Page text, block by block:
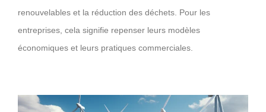
renouvelables et la réduction des déchets. Pour les
entreprises, cela signifie repenser leurs modèles
économiques et leurs pratiques commerciales.